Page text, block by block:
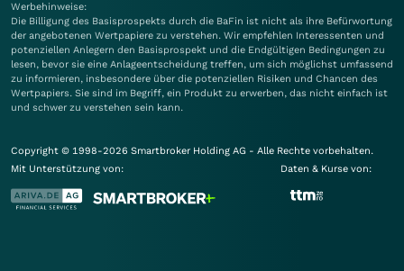
Werbehinweise:
Die Billigung des Basisprospekts durch die BaFin ist nicht als ihre Befürwortung
der angebotenen Wertpapiere zu verstehen. Wir empfehlen Interessenten und
potenziellen Anlegern den Basisprospekt und die Endgültigen Bedingungen zu
lesen, bevor sie eine Anlageentscheidung treffen, um sich möglichst umfassend
zu informieren, insbesondere über die potenziellen Risiken und Chancen des
Wertpapiers. Sie sind im Begriff, ein Produkt zu erwerben, das nicht einfach ist
und schwer zu verstehen sein kann.
Copyright © 1998-2026 Smartbroker Holding AG - Alle Rechte vorbehalten.
Mit Unterstützung von:
Daten & Kurse von: